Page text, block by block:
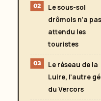
Le sous-sol
drômois n’a pas
attendu les
touristes
Le réseau de la
Luire, l’autre
du Vercors